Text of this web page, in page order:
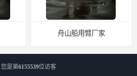
舟山船用臂厂家
您是第6155539位访客